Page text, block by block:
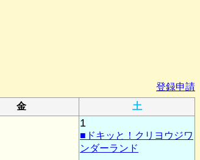
登録申請
金 土
1
■ドキッと！クリヨウジワ
ンダーランド